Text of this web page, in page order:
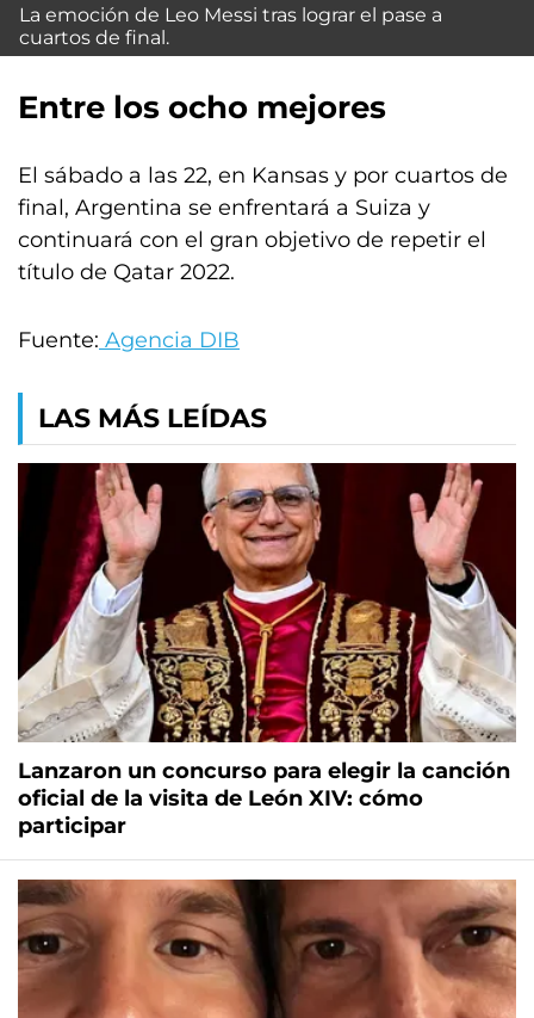
La emoción de Leo Messi tras lograr el pase a
cuartos de final.
Entre los ocho mejores
El sábado a las 22, en Kansas y por cuartos de
final, Argentina se enfrentará a Suiza y
continuará con el gran objetivo de repetir el
título de Qatar 2022.
Fuente: Agencia DIB
LAS MÁS LEÍDAS
Lanzaron un concurso para elegir la canción
oficial de la visita de León XIV: cómo
participar